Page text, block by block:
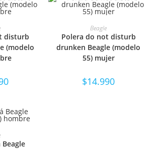
disturb
(modelo
SELECCIONAR OPCIONES
Beagle
Polera do not disturb
drunken Beagle (modelo
55) mujer
$14.990
Beagle